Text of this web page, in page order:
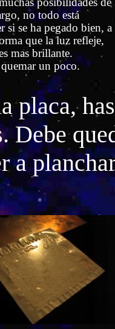
no todo está
si se ha pegado bien, a
que la luz refleje,
mas brillante.
un poco.
placa,
Debe
a